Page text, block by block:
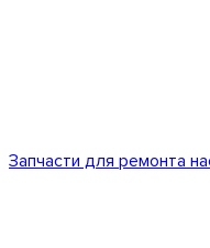
Запчасти для ремонта